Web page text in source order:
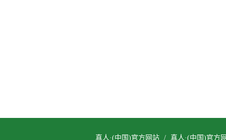
真人·(中国)官方网站 / 真人·(中国)官方